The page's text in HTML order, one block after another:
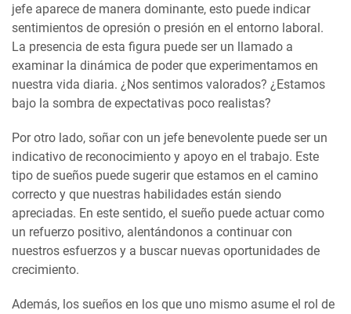
jefe aparece de manera dominante, esto puede indicar
sentimientos de opresión o presión en el entorno laboral.
La presencia de esta figura puede ser un llamado a
examinar la dinámica de poder que experimentamos en
nuestra vida diaria. ¿Nos sentimos valorados? ¿Estamos
bajo la sombra de expectativas poco realistas?
Por otro lado, soñar con un jefe benevolente puede ser un
indicativo de reconocimiento y apoyo en el trabajo. Este
tipo de sueños puede sugerir que estamos en el camino
correcto y que nuestras habilidades están siendo
apreciadas. En este sentido, el sueño puede actuar como
un refuerzo positivo, alentándonos a continuar con
nuestros esfuerzos y a buscar nuevas oportunidades de
crecimiento.
Además, los sueños en los que uno mismo asume el rol de